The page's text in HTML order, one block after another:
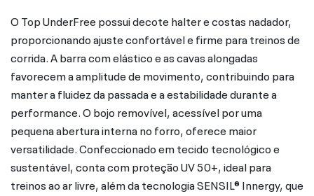
O Top UnderFree possui decote halter e costas nadador,
proporcionando ajuste confortável e firme para treinos de
corrida. A barra com elástico e as cavas alongadas
favorecem a amplitude de movimento, contribuindo para
manter a fluidez da passada e a estabilidade durante a
performance. O bojo removível, acessível por uma
pequena abertura interna no forro, oferece maior
versatilidade. Confeccionado em tecido tecnológico e
sustentável, conta com proteção UV 50+, ideal para
treinos ao ar livre, além da tecnologia SENSIL® Innergy, que